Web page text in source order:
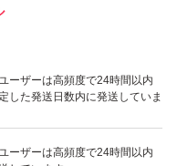
ーザーは高頻度で24時間以内
した発送日数内に発送していま
ーザーは高頻度で24時間以内